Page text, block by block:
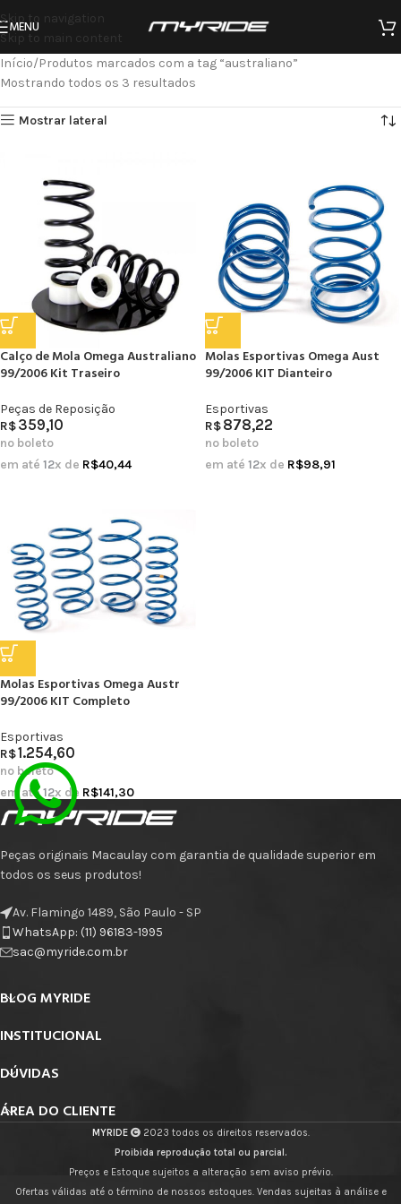
Skip to navigation
Skip to main content
MENU
Início Produtos marcados com a tag “australiano”
Mostrando todos os 3 resultados
Mostrar lateral
Calço de Mola Omega Australiano
99/2006 Kit Traseiro
Peças de Reposição
R$359,10
no boleto
em até 12x de R$40,44
Molas Esportivas Omega Aust
99/2006 KIT Dianteiro
Esportivas
R$878,22
no boleto
em até 12x de R$98,91
Molas Esportivas Omega Austr
99/2006 KIT Completo
Esportivas
R$1.254,60
no boleto
em até12x de R$141,30
Peças originais Macaulay com garantia de qualidade superior em
todos os seus produtos!
Av. Flamingo 1489, São Paulo - SP
WhatsApp: (11) 96183-1995
sac@myride.com.br
BLOG MYRIDE
INSTITUCIONAL
DÚVIDAS
ÁREA DO CLIENTE
MYRIDE
2023 todos os direitos reservados.
Proibida reprodução total ou parcial.
Preços e Estoque sujeitos a alteração sem aviso prévio.
Ofertas válidas até o término de nossos estoques. Vendas sujeitas à análise e